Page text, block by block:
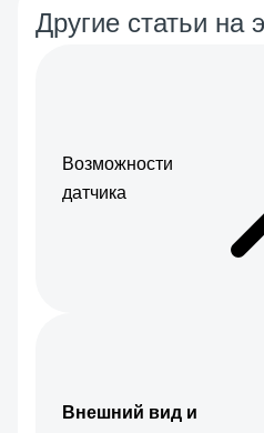
Другие статьи на
Возможности
датчика
Внешний вид и